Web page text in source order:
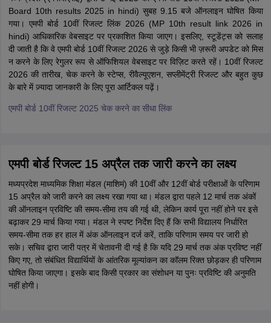
Board 10th results 2025 in hindi) सुबह 9.15 बजे ऑनलाइन घोषित किया
गया। एमपी बोर्ड 10वीं रिजल्ट लिंक 2026 (MP 10th result link 2026 in
hindi) आधिकारिक वेबसाइट पर प्रकाशित किया जाएग। इसलिए, स्टूडेंट्स को सलाह
दी जाती है कि वे एमपी बोर्ड 10वीं रिजल्ट 2026 से जुड़े किसी भी ज़रूरी अपडेट को मिस
न करने के लिए रेगुलर रूप से ऑफिशियल वेबसाइट पर विज़िट करते रहें। 10वीं रिजल्ट
2026 की तारीख, चेक करने के स्टेप्स, रीवैल्यूएशन, सप्लीमेंट्री रिजल्ट और बहुत कुछ
के बारे में ज़्यादा जानकारी के लिए पूरा आर्टिकल पढ़ें।
एमपी बोर्ड 10वीं रिजल्ट 2025 चेक करने का सीधा लिंक
एमपी बोर्ड रिजल्ट 15 अप्रैल तक जारी करने का लक्ष्य
मध्यप्रदेश माध्यमिक शिक्षा मंडल (माशिमं) की 10वीं और 12वीं बोर्ड परीक्षाओं के परिणाम
15 अप्रैल को जारी करने का लक्ष्य रखा गया था। मंडल द्वारा पहले 12 मार्च तक अंकों
की ऑनलाइन प्रविष्टि की समय-सीमा तय की गई थी, लेकिन कार्य पूरा नहीं होने पर इसे
बढ़ाकर 29 मार्च किया गया। मंडल ने स्पष्ट निर्देश दिए हैं कि सभी विद्यालय निर्धारित
समय-सीमा तक हर हाल में अंक ऑनलाइन दर्ज करें, ताकि परिणाम समय पर जारी हो
सके। सचिव द्वारा जारी पत्र में चेतावनी दी गई है कि यदि 29 मार्च तक अंक प्रविष्ट नहीं
किए गए, तो संबंधित विद्यार्थियों के आंतरिक मूल्यांकन का कॉलम रिक्त छोड़कर ही परिणाम
घोषित किया जाएगा। इसके बाद किसी प्रकार का संशोधन या पुनः प्रविष्टि की अनुमति
नहीं होगी।